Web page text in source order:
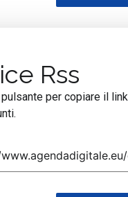
Rss
per copiare il